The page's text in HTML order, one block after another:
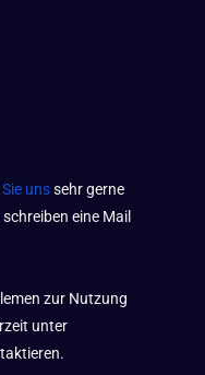
unssehr gerne
eine Mail
zur Nutzung
unter